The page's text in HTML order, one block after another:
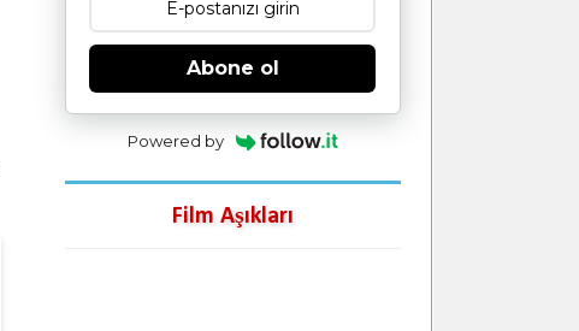
Abone ol
Powered by
Film Aşıkları